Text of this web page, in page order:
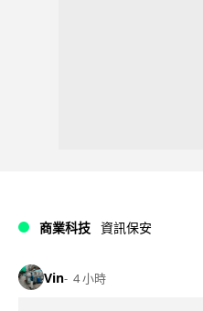
商業科技 資訊保安
Vin 4 小時